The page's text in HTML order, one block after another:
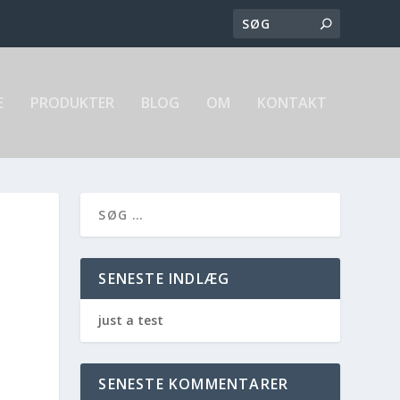
PRODUKTER BLOG OM KONTAKT
SENESTE INDLÆG
just a test
SENESTE KOMMENTARER